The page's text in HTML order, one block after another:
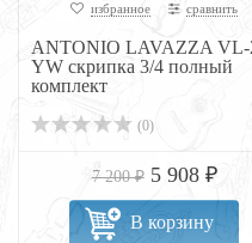
избранное сравнить
ANTONIO LAVAZZA VL-
YW скрипка 3/4 полный
комплект
(0)
7 200 ₽ 5 908 ₽
В корзину